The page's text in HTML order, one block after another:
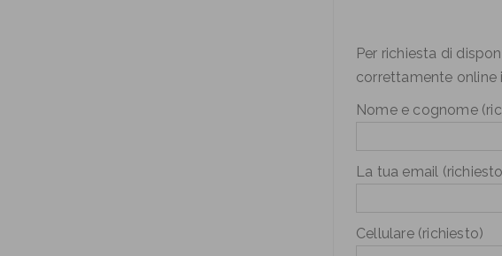
Per richiesta di
correttamente
Nome e cognome
La tua email
Cellulare (richiesto)